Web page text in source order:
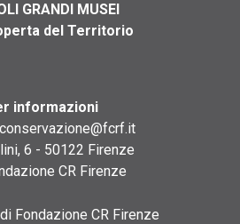
GRANDI MUSEI
del Territorio
informazioni
6 - 50122 Firenze
CR Firenze
Fondazione CR Firenze